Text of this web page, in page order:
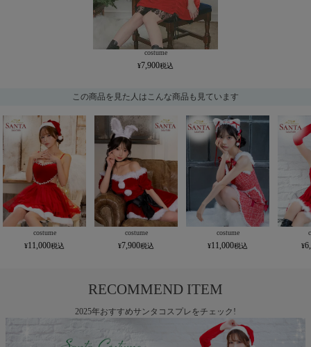
costume
7,900
この商品を見た人はこんな商品も見ています
costume
11,000
costume
7,900
costume
11,000
RECOMMEND ITEM
2025年おすすめサンタコスプレをチェック!